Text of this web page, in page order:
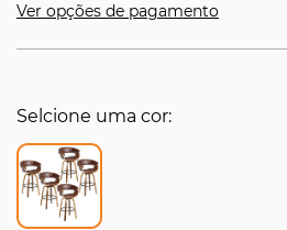
Ver opções de pagamento
Selcione uma cor